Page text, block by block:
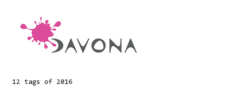
12 tags of 2016